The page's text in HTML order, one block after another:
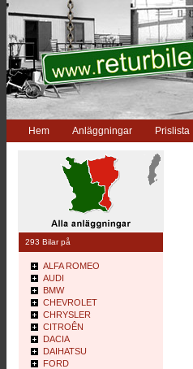
Hem Anläggningar Prislista
293 Bilar på
ALFA ROMEO
AUDI
BMW
CHEVROLET
CHRYSLER
CITROÊN
DACIA
DAIHATSU
FORD